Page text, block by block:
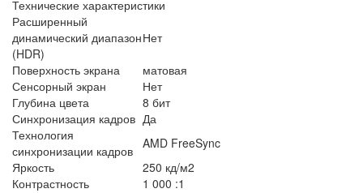
Технические характеристики
Расширенный
динамический диапазон
(HDR)
Нет
Поверхность экрана
матовая
Сенсорный экран
Нет
Глубина цвета
8 бит
Синхронизация кадров Да
Технология
синхронизации кадров AMD FreeSync
Яркость
250 кд/м2
Контрастность
1 000 :1